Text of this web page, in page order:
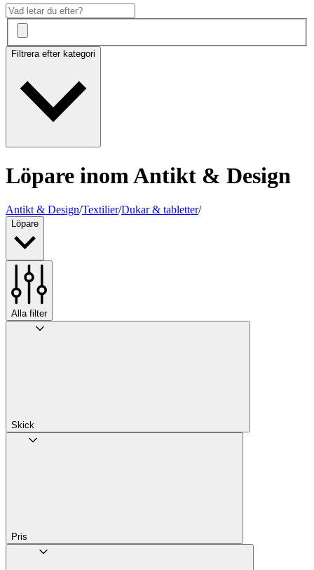
Filtrera efter kategori
Löpare inom Antikt & Design
Antikt & Design/Textilier/Dukar & tabletter/
Löpare
Alla filter
Skick
Pris